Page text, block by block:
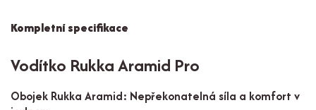
Kompletní specifikace
Vodítko Rukka Aramid Pro
Obojek Rukka Aramid: Nepřekonatelná síla a komfort v